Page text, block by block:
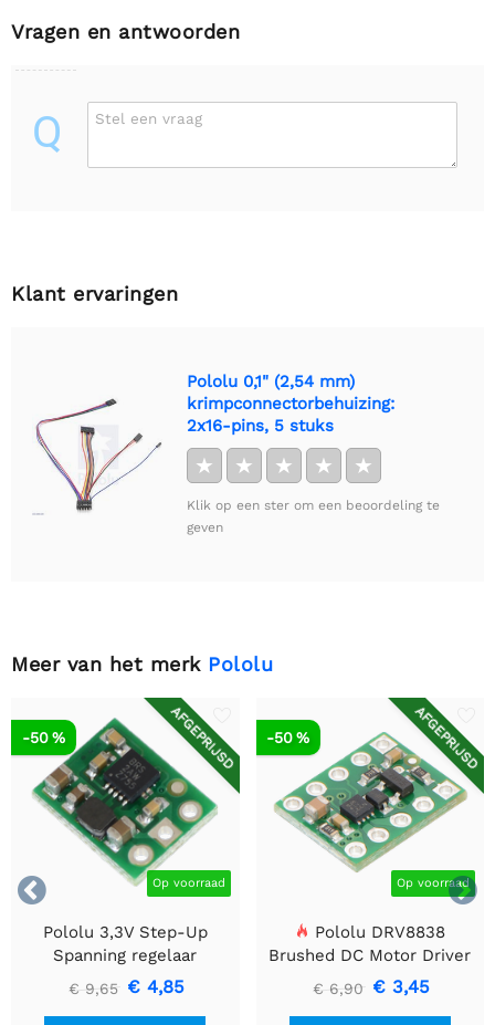
Vragen en antwoorden
Q Stel een vraag
Klant ervaringen
Pololu 0,1" (2,54 mm)
krimpconnectorbehuizing:
2x16-pins, 5 stuks
★ ★ ★ ★ ★
Klik op een ster om een beoordeling te
geven
Meer van het merk Pololu


AFGEPRIJSD
Op voorraad
-50 %
Pololu 3,3V Step-Up
Spanning regelaar
U1V10F3
€ 9,65 € 4,85
AFGEPRIJSD
Op voorraad
-50 %
Pololu DRV8838
Brushed DC Motor Driver
€ 6,90 € 3,45